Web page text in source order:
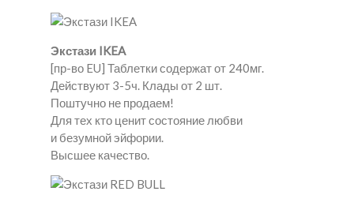
Экстази IKEA
[пр-во EU] Таблетки содержат от 240мг.
Действуют 3-5ч. Клады от 2 шт.
Поштучно не продаем!
Для тех кто ценит состояние любви
и безумной эйфории.
Высшее качество.